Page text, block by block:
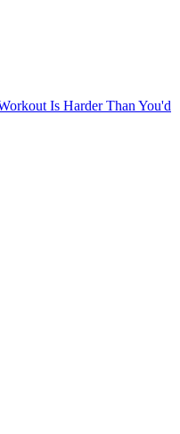
Is Harder Than You'd